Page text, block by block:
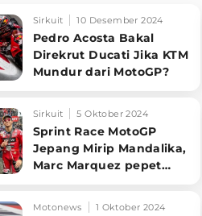
Sirkuit 10 Desember 2024
Pedro Acosta Bakal
Direkrut Ducati Jika KTM
Mundur dari MotoGP?
Sirkuit 5 Oktober 2024
Sprint Race MotoGP
Jepang Mirip Mandalika,
Marc Marquez pepet
Motonews 1 Oktober 2024